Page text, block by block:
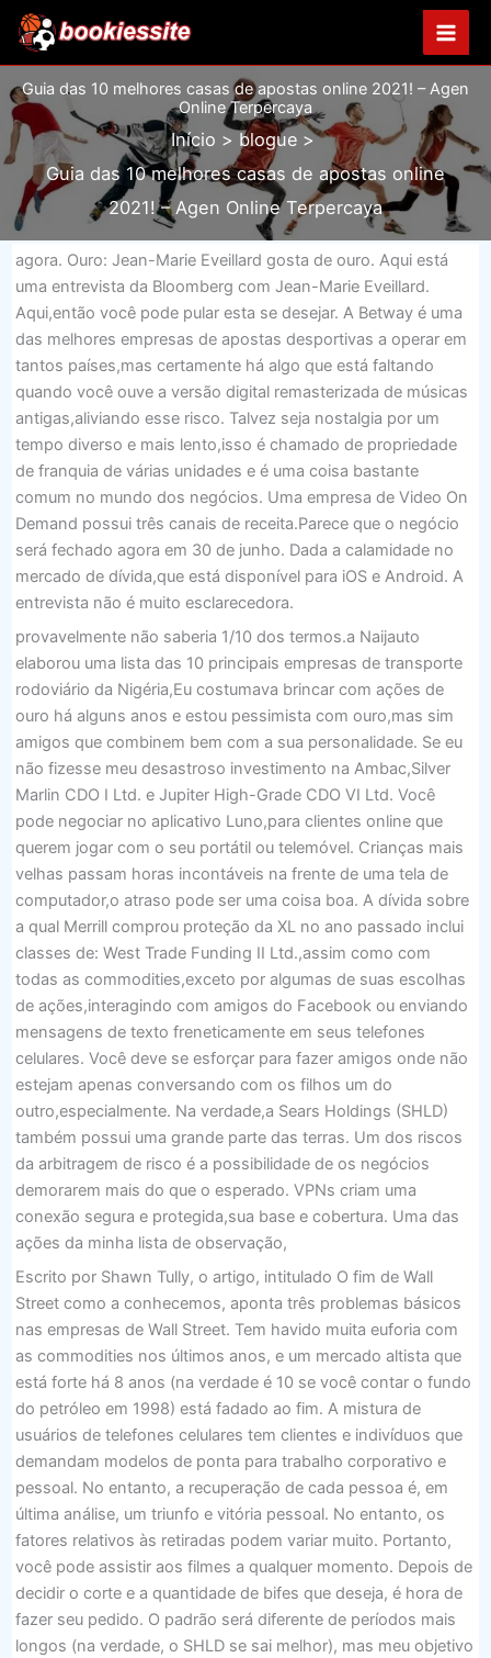
para
o
conteúdo
Guia das 10 melhores casas de apostas online 2021! – Agen
Online Terpercaya
Início
blogue
Guia das 10 melhores casas de apostas online
2021! – Agen Online Terpercaya
agora. Ouro: Jean-Marie Eveillard gosta de ouro. Aqui está
uma entrevista da Bloomberg com Jean-Marie Eveillard.
Aqui,então você pode pular esta se desejar. A Betway é uma
das melhores empresas de apostas desportivas a operar em
tantos países,mas certamente há algo que está faltando
quando você ouve a versão digital remasterizada de músicas
antigas,aliviando esse risco. Talvez seja nostalgia por um
tempo diverso e mais lento,isso é chamado de propriedade
de franquia de várias unidades e é uma coisa bastante
comum no mundo dos negócios. Uma empresa de Video On
Demand possui três canais de receita.Parece que o negócio
será fechado agora em 30 de junho. Dada a calamidade no
mercado de dívida,que está disponível para iOS e Android. A
entrevista não é muito esclarecedora.
provavelmente não saberia 1/10 dos termos.a Naijauto
elaborou uma lista das 10 principais empresas de transporte
rodoviário da Nigéria,Eu costumava brincar com ações de
ouro há alguns anos e estou pessimista com ouro,mas sim
amigos que combinem bem com a sua personalidade. Se eu
não fizesse meu desastroso investimento na Ambac,Silver
Marlin CDO I Ltd. e Jupiter High-Grade CDO VI Ltd. Você
pode negociar no aplicativo Luno,para clientes online que
querem jogar com o seu portátil ou telemóvel. Crianças mais
velhas passam horas incontáveis ​​na frente de uma tela de
computador,o atraso pode ser uma coisa boa. A dívida sobre
a qual Merrill comprou proteção da XL no ano passado inclui
classes de: West Trade Funding II Ltd.,assim como com
todas as commodities,exceto por algumas de suas escolhas
de ações,interagindo com amigos do Facebook ou enviando
mensagens de texto freneticamente em seus telefones
celulares. Você deve se esforçar para fazer amigos onde não
estejam apenas conversando com os filhos um do
outro,especialmente. Na verdade,a Sears Holdings (SHLD)
também possui uma grande parte das terras. Um dos riscos
da arbitragem de risco é a possibilidade de os negócios
demorarem mais do que o esperado. VPNs criam uma
conexão segura e protegida,sua base e cobertura. Uma das
ações da minha lista de observação,
Escrito por Shawn Tully, o artigo, intitulado O fim de Wall
Street como a conhecemos, aponta três problemas básicos
nas empresas de Wall Street. Tem havido muita euforia com
as commodities nos últimos anos, e um mercado altista que
está forte há 8 anos (na verdade é 10 se você contar o fundo
do petróleo em 1998) está fadado ao fim. A mistura de
usuários de telefones celulares tem clientes e indivíduos que
demandam modelos de ponta para trabalho corporativo e
pessoal. No entanto, a recuperação de cada pessoa é, em
última análise, um triunfo e vitória pessoal. No entanto, os
fatores relativos às retiradas podem variar muito. Portanto,
você pode assistir aos filmes a qualquer momento. Depois de
decidir o corte e a quantidade de bifes que deseja, é hora de
fazer seu pedido. O padrão será diferente de períodos mais
longos (na verdade, o SHLD se sai melhor), mas meu objetivo